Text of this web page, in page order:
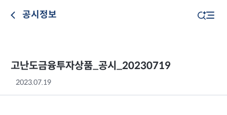
공시정보
고난도금융투자상품_공시_20230719
2023.07.19